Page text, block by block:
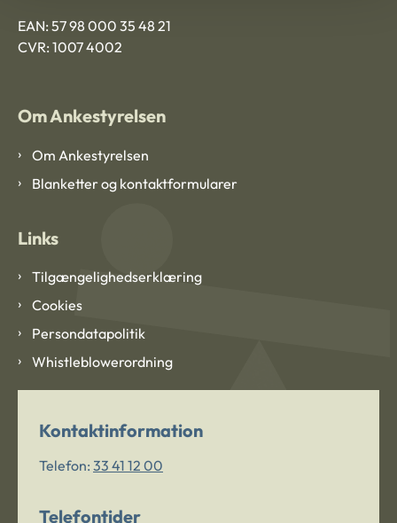
EAN: 57 98 000 35 48 21
CVR: 1007 4002
Om Ankestyrelsen
Om Ankestyrelsen
Blanketter og kontaktformularer
Links
Tilgængelighedserklæring
Cookies
Persondatapolitik
Whistleblowerordning
Kontaktinformation
Telefon: 33 41 12 00
Telefontider